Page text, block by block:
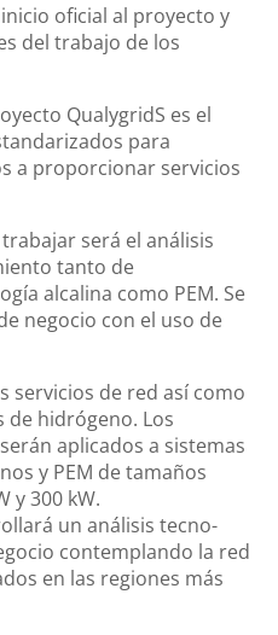
oficial al proyecto y
del trabajo de los
QualygridS es el
para
a proporcionar servicios
será el análisis
tanto de
alcalina como PEM. Se
negocio con el uso de
servicios de red así como
de hidrógeno. Los
aplicados a sistemas
y PEM de tamaños
y 300 kW.
un análisis tecno-
contemplando la red
en las regiones más